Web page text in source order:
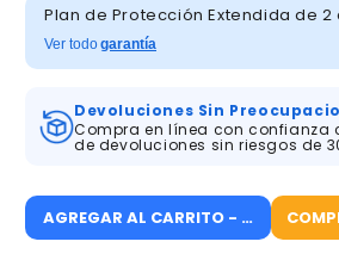
ANRAN
4MP
FHD
de
Cámaras
Batería
y
Panel
ANRAN
FHD
de
Cámaras
Batería
y
Panel
Plan de Protección Extendida de 2
Ver todogarantía
Devoluciones Sin
Compra en línea con confianza
de devoluciones sin riesgos de
AGREGAR AL CARRITO - $229.99